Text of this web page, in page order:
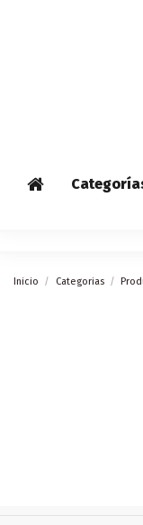
Inicio Categorias